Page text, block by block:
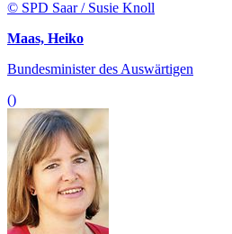
© SPD Saar / Susie Knoll
Maas, Heiko
Bundesminister des Auswärtigen
()